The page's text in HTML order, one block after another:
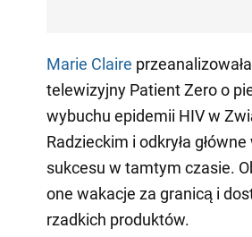
Marie Claire
telewizyjny Patient Zero o
wybuchu epidemii HIV w
Radzieckim i odkryła
sukcesu w tamtym czasie.
one wakacje za granicą i
rzadkich produktów.